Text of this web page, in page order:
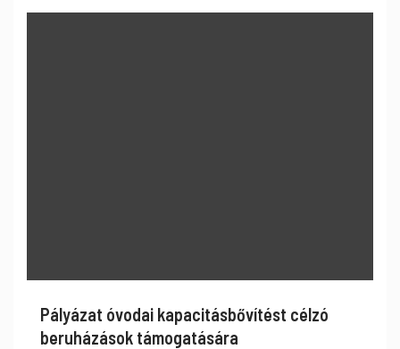
Pályázat óvodai kapacitásbővítést célzó
beruházások támogatására